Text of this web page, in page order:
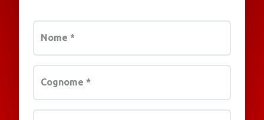
Nome *
Cognome *